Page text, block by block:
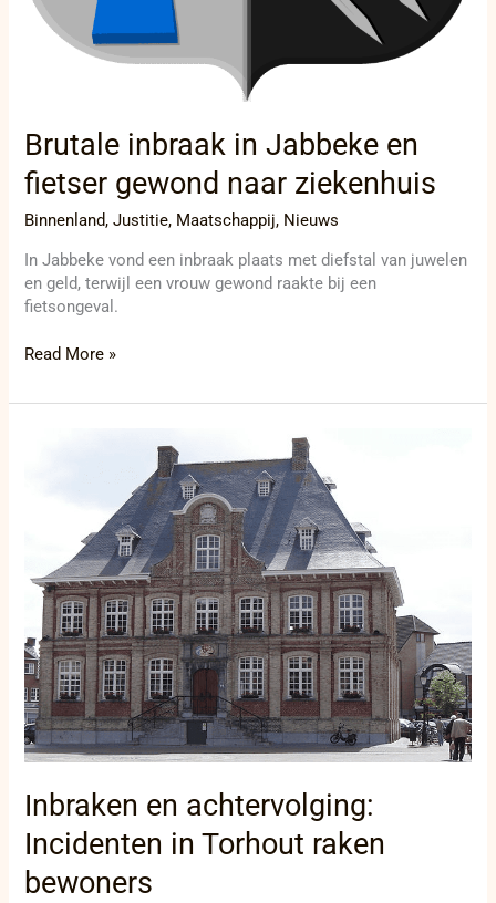
Brutale inbraak in Jabbeke en
fietser gewond naar ziekenhuis
Binnenland,Justitie, Maatschappij, Nieuws
In Jabbeke vond een inbraak plaats met diefstal van juwelen
en geld, terwijl een vrouw gewond raakte bij een
fietsongeval.
Read More »
Inbraken en achtervolging:
Incidenten in Torhout raken
bewoners
Incidenten
Torhout
raken
bewoners